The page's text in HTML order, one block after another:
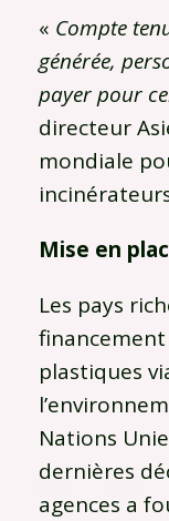
« Compte
générée,
payer pour
directeur
mondiale
Mise en
Les pays
plastiques
Nations
dernières
agences a